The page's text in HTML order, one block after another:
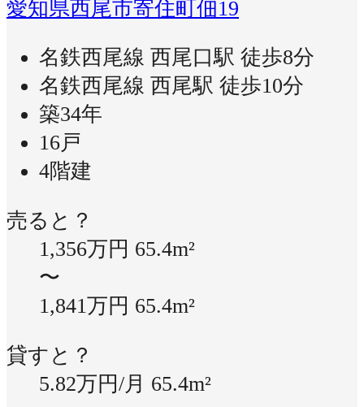
愛知県西尾市寄住町佃19
名鉄西尾線 西尾口駅 徒歩8分
名鉄西尾線 西尾駅 徒歩10分
築34年
16戸
4階建
売ると？
1,356万円 65.4m²
〜
1,841万円 65.4m²
貸すと？
5.82万円/月 65.4m²